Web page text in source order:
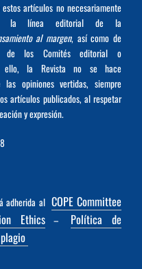
artículos no necesariamente
la línea editorial de la
al margen, así como de
de los Comités editorial o
ello, la Revista no se hace
las opiniones vertidas, siempre
artículos publicados, al respetar
y expresión.
adherida al COPE Committee
Ethics–
Política de